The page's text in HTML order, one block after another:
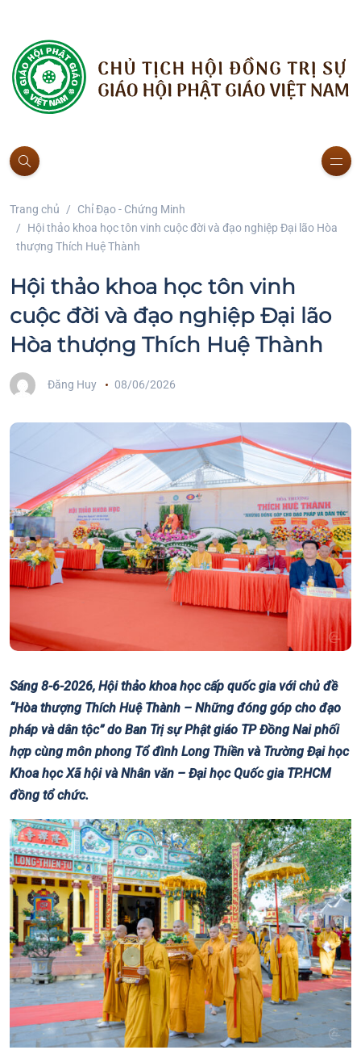
Trang chủ
Chỉ Đạo - Chứng Minh
Hội thảo khoa học tôn vinh cuộc đời và đạo nghiệp Đại lão Hòa
thượng Thích Huệ Thành
Hội thảo khoa học tôn vinh
cuộc đời và đạo nghiệp Đại lão
Hòa thượng Thích Huệ Thành
Đăng Huy 08/06/2026
Sáng 8-6-2026, Hội thảo khoa học cấp quốc gia với chủ đề
“Hòa thượng Thích Huệ Thành – Những đóng góp cho đạo
pháp và dân tộc” do Ban Trị sự Phật giáo TP Đồng Nai phối
hợp cùng môn phong Tổ đình Long Thiền và Trường Đại học
Khoa học Xã hội và Nhân văn – Đại học Quốc gia TP.HCM
đồng tổ chức.